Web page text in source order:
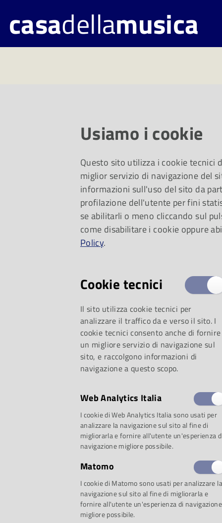
casadellamusica
La sua Orchestra
eredi del maestro
hanno infatti
Parma
il 1981 e il 1984
di undici
Usiamo i cookie
Questo sito utilizza i cookie tecnici
miglior servizio di navigazione del
informazioni sull'uso del sito da
profilazione dell'utente per fini
se abilitarli o meno cliccando sul
come disabilitare i cookie oppure
Policy.
Cookie tecnici
Il sito utilizza cookie tecnici per
analizzare il traffico da e verso il sito. I
cookie tecnici consento anche di fornire
un migliore servizio di navigazione sul
sito, e raccolgono informazioni di
navigazione a questo scopo.
Web Analytics Italia
I cookie di Web Analytics Italia sono usati per
analizzare la navigazione sul sito al fine di
migliorarla e fornire all'utente un'esperienza
navigazione migliore possibile.
Matomo
I cookie di Matomo sono usati per analizzare la
navigazione sul sito al fine di migliorarla e
fornire all'utente un'esperienza di navigazione
migliore possibile.